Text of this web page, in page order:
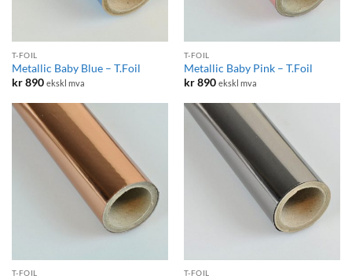
T-FOIL
Metallic Baby Blue – T.Foil
kr890 ekskl mva
T-FOIL
Metallic Baby Pink – T.Foil
kr890 ekskl mva
T-FOIL T-FOIL